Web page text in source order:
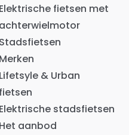
Elektrische fietsen met
achterwielmotor
Stadsfietsen
Merken
Lifetsyle & Urban
fietsen
Elektrische stadsfietsen
Het aanbod